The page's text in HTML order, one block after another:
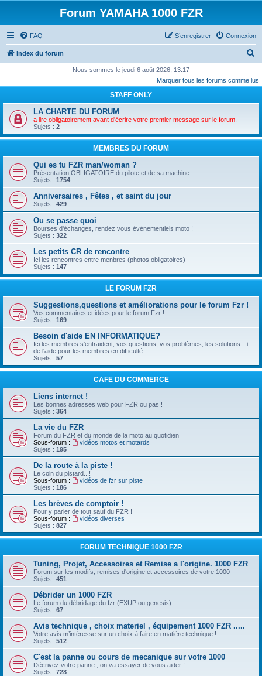
Forum YAMAHA 1000 FZR
FAQ Connexion
S’enregistrer
Index du forum
c
c
Nous sommes le jeudi 6 août 2026, 13:17
Marquer tous les forums comme lus
STAFF ONLY
LA CHARTE DU FORUM
a lire obligatoirement avant d'écrire votre premier message sur le forum.
Sujets : 2
MEMBRES DU FORUM
Qui es tu FZR man/woman ?
Présentation OBLIGATOIRE du pilote et de sa machine .
Sujets : 1754
Anniversaires , Fêtes , et saint du jour
Sujets : 429
Ou se passe quoi
Bourses d'échanges, rendez vous évènementiels moto !
Sujets : 322
Les petits CR de rencontre
Ici les rencontres entre menbres (photos obligatoires)
Sujets : 147
LE FORUM FZR
Suggestions,questions et améliorations pour le forum Fzr !
Vos commentaires et idées pour le forum Fzr !
Sujets : 169
Besoin d'aide EN INFORMATIQUE?
Ici les membres s'entraident, vos questions, vos problèmes, les solutions...+
de l'aide pour les membres en difficulté.
Sujets : 57
CAFE DU COMMERCE
Liens internet !
Les bonnes adresses web pour FZR ou pas !
Sujets : 364
La vie du FZR
Forum du FZR et du monde de la moto au quotidien
Sous-forum :
vidéos motos et motards
Sujets : 195
De la route à la piste !
Le coin du pistard...!
Sous-forum :
vidéos de fzr sur piste
Sujets : 186
Les brèves de comptoir !
Pour y parler de tout,sauf du FZR !
Sous-forum :
vidéos diverses
Sujets : 827
FORUM TECHNIQUE 1000 FZR
Tuning, Projet, Accessoires et Remise a l'origine. 1000 FZR
Forum sur les modifs, remises d'origine et accessoires de votre 1000
Sujets : 451
Débrider un 1000 FZR
Le forum du débridage du fzr (EXUP ou genesis)
Sujets : 67
Avis technique , choix materiel , équipement 1000 FZR .....
Votre avis m’intéresse sur un choix à faire en matière technique !
Sujets : 512
C'est la panne ou cours de mecanique sur votre 1000
Décrivez votre panne , on va essayer de vous aider !
Sujets : 728